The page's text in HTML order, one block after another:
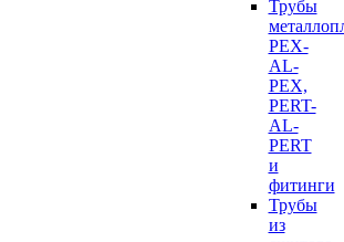
Трубы
PEX-
AL-
PEX,
PERT-
AL-
PERT
и
фитинги
Трубы
из